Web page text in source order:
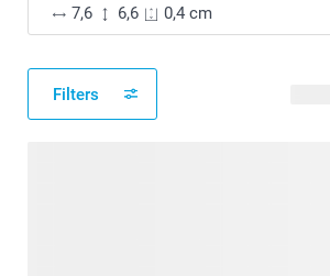
7,6
6,6 0,4 cm
Filters